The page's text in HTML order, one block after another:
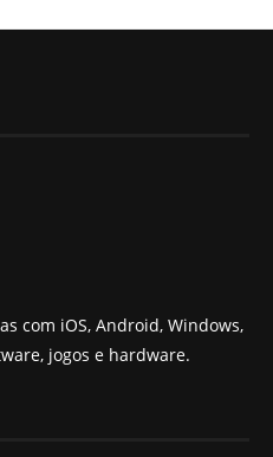
com iOS, Android, Windows,
jogos e hardware.